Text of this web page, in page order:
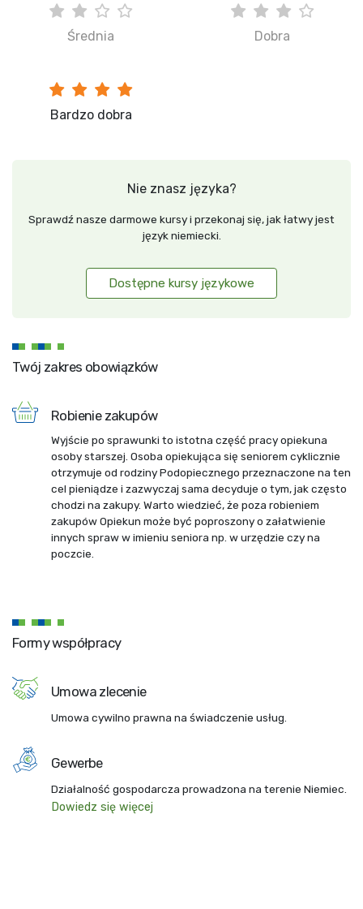
Średnia Dobra
Bardzo dobra
Nie znasz języka?
Sprawdź nasze darmowe kursy i przekonaj się, jak łatwy jest
język niemiecki.
Dostępne kursy językowe
Twój zakres obowiązków
Robienie zakupów
Wyjście po sprawunki to istotna część pracy opiekuna
osoby starszej. Osoba opiekująca się seniorem cyklicznie
otrzymuje od rodziny Podopiecznego przeznaczone na ten
cel pieniądze i zazwyczaj sama decyduje o tym, jak często
chodzi na zakupy. Warto wiedzieć, że poza robieniem
zakupów Opiekun może być poproszony o załatwienie
innych spraw w imieniu seniora np. w urzędzie czy na
poczcie.
Formy współpracy
Umowa zlecenie
Umowa cywilno prawna na świadczenie usług.
Gewerbe
Działalność gospodarcza prowadzona na terenie Niemiec.
Dowiedz się więcej